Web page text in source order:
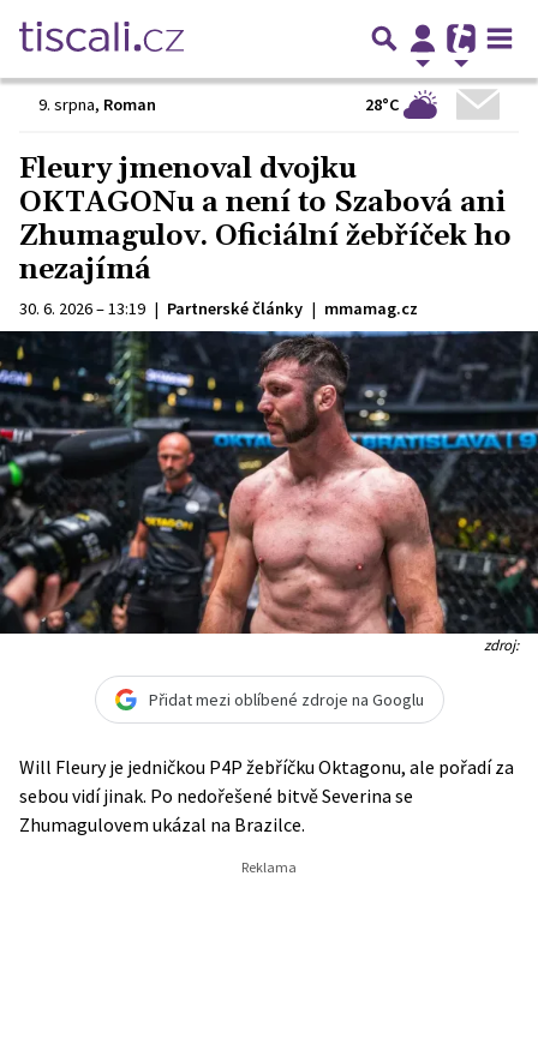
9. srpna, Roman 28°C
Fleury jmenoval dvojku
OKTAGONu a není to Szabová ani
Zhumagulov. Oficiální žebříček ho
nezajímá
30. 6. 2026 – 13:19 | Partnerské články | mmamag.cz
zdroj:
Přidat mezi oblíbené zdroje na Googlu
Will Fleury je jedničkou P4P žebříčku Oktagonu, ale pořadí za
sebou vidí jinak. Po nedořešené bitvě Severina se
Zhumagulovem ukázal na Brazilce.